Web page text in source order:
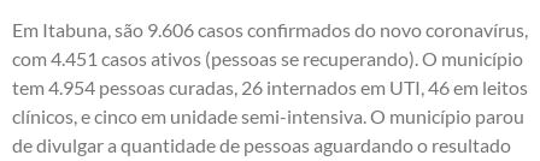
Em Itabuna, são 9.606 casos confirmados do novo coronavírus,
com 4.451 casos ativos (pessoas se recuperando). O município
tem 4.954 pessoas curadas, 26 internados em UTI, 46 em leitos
clínicos, e cinco em unidade semi-intensiva. O município parou
de divulgar a quantidade de pessoas aguardando o resultado